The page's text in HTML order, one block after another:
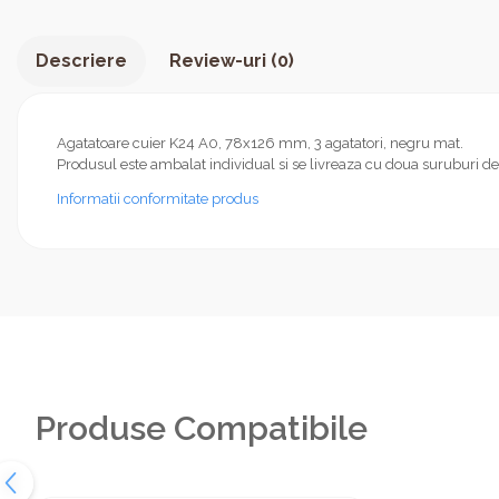
Descriere Review-uri (0)
Agatatoare cuier K24 A0, 78x126 mm, 3 agatatori, negru mat.
Produsul este ambalat individual si se livreaza cu doua suruburi de
Informatii conformitate produs
Produse Compatibile